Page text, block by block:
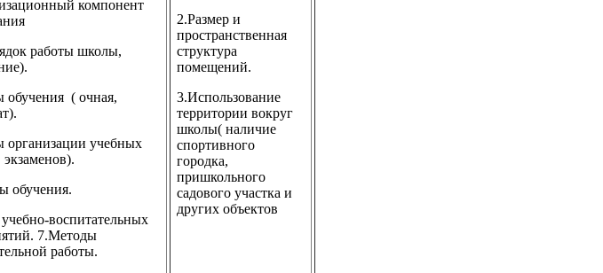
компонент
работы школы,
( очная,
учебных
экзаменов).
обучения.
воспитательных
7.Методы
работы.
2.Размер и
пространственная
структура
помещений.
3.Использование
территории вокруг
школы( наличие
спортивного
городка,
пришкольного
садового участка и
других объектов